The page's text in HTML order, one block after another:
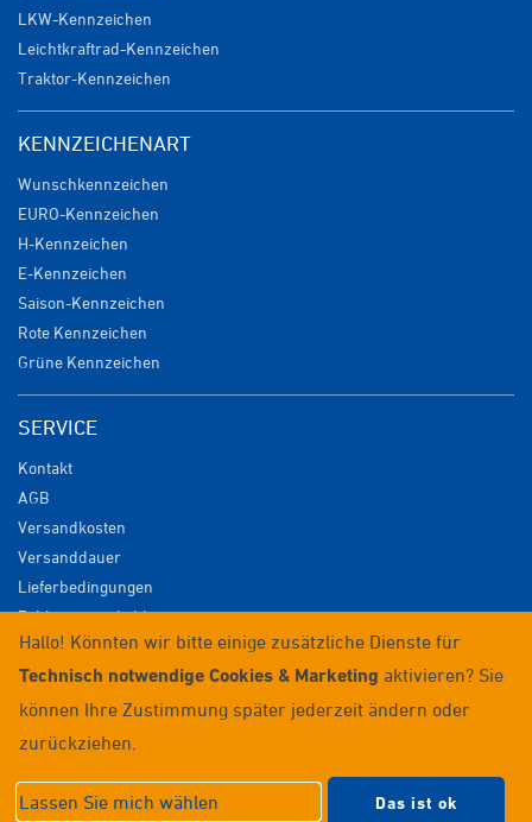
LKW-Kennzeichen
Leichtkraftrad-Kennzeichen
Traktor-Kennzeichen
KENNZEICHENART
Wunschkennzeichen
EURO-Kennzeichen
H-Kennzeichen
E-Kennzeichen
Saison-Kennzeichen
Rote Kennzeichen
Grüne Kennzeichen
SERVICE
Kontakt
AGB
Versandkosten
Versanddauer
Lieferbedingungen
Zahlungsmöglichkeiten
Datenschutz
Impressum
Widerrufsrecht
Anmelden / Registrieren
© 2026 Wunschkennzeichenversand
Hallo! Könnten wir bitte einige zusätzliche Dienste für
Technisch notwendige Cookies & Marketing aktivieren? Sie
können Ihre Zustimmung später jederzeit ändern oder
zurückziehen.
Lassen Sie mich wählen Das ist ok